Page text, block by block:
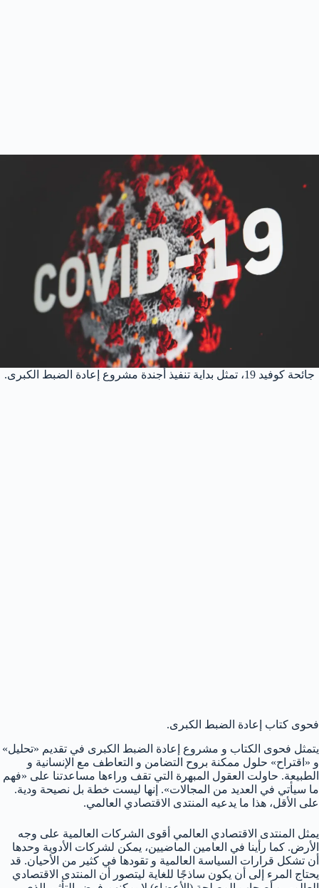
جائحة كوفيد 19، تمثل بداية تنفيذ أجندة مشروع إعادة الضبط الكبرى.
فحوى كتاب إعادة الضبط الكبرى.
يتمثل فحوى الكتاب و مشروع إعادة الضبط الكبرى في تقديم «تحليل»
و «اقتراح» حلول ممكنة بروح التضامن و التعاطف مع الإنسانية و
الطبيعة. حاولت العقول المبهرة التي تقف وراءها مساعدتنا على «فهم
ما سيأتي في العديد من المجالات». إنها ليست خطة بل نصيحة ودية.
على الأقل، هذا ما يدعيه المنتدى الاقتصادي العالمي.
يمثل المنتدى الاقتصادي العالمي أقوى الشركات العالمية على وجه
الأرض. كما رأينا في العامين الماضيين، يمكن لشركات الأدوية وحدها
أن تشكل قرارات السياسة العالمية و تقودها في كثير من الأحيان. قد
يحتاج المرء إلى أن يكون ساذجًا للغاية ليتصور أن المنتدى الاقتصادي